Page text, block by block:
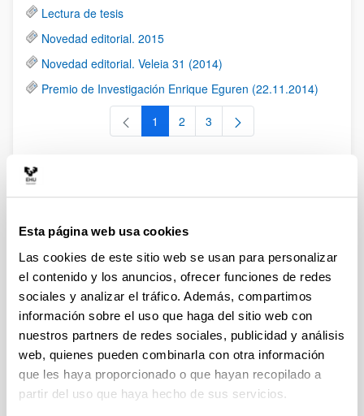
Esta página web usa cookies
Las cookies de este sitio web se usan para personalizar
el contenido y los anuncios, ofrecer funciones de redes
sociales y analizar el tráfico. Además, compartimos
información sobre el uso que haga del sitio web con
nuestros partners de redes sociales, publicidad y análisis
web, quienes pueden combinarla con otra información
que les haya proporcionado o que hayan recopilado a
partir del uso que haya hecho de sus servicios.
Lectura de tesis
Novedad editorial. 2015
Novedad editorial. Veleia 31 (2014)
Premio de Investigación Enrique Eguren (22.11.2014)
Página
1 Página
2 Página
3
Eventos
II Jornadas sobre la biografía como
género literario (24-25.11.2014)
10/02/2015
Los días 24 y 25 de noviembre de 2014 se desarrollaron en
la Facultad de Letras (UPV/EHU) las
II Jornadas sobre la
biografía como género literario. La biografía latina de la
Antigüedad tardía al Renacimiento.